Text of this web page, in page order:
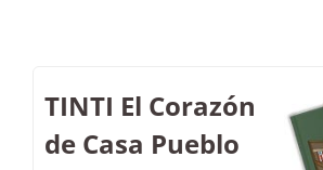
TINTI El Corazón
de Casa Pueblo